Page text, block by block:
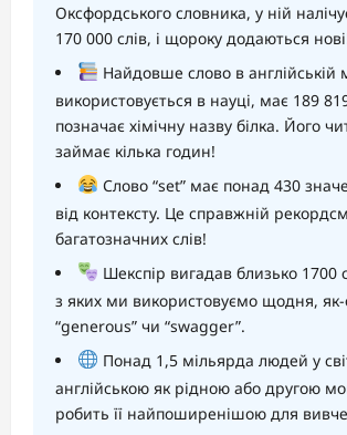
Оксфордського словника, у ній
170 000 слів, і щороку додаються
Найдовше слово в англійській
використовується в науці, має 189
позначає хімічну назву білка. Його
займає кілька годин!
Слово “set” має понад 430
від контексту. Це справжній
багатозначних слів!
Шекспір вигадав близько 1700
з яких ми використовуємо щодня, як-
“generous” чи “swagger”.
Понад 1,5 мільярда людей у
англійською як рідною або другою
робить її найпоширенішою для